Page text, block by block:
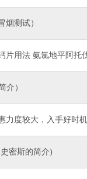
烟测试）
片用法 氨氯地平阿托
介）
力度较大，入手好时
密斯的简介)